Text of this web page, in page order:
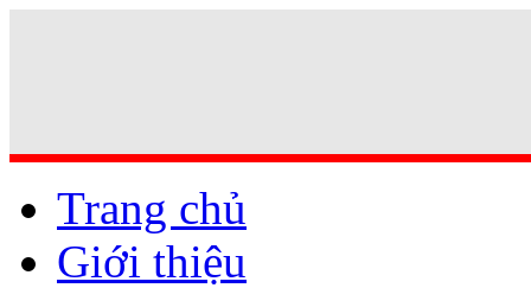
Trang chủ
Giới thiệu